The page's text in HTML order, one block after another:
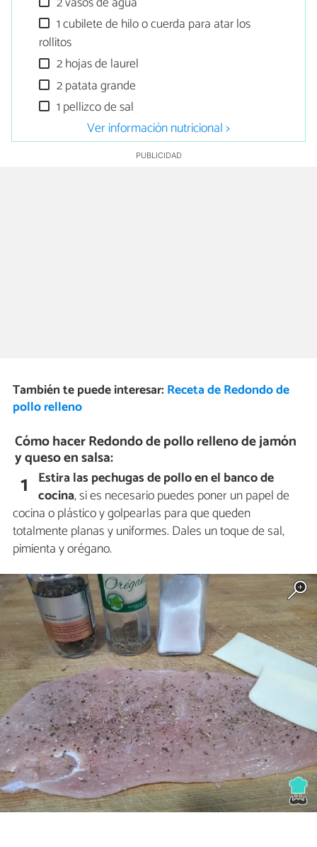
1 cubilete de hilo o cuerda para atar los
rollitos
2 hojas de laurel
2 patata grande
1 pellizco de sal
Ver información nutricional >
También te puede interesar: Receta de Redondo de
pollo relleno
Cómo hacer Redondo de pollo relleno de jamón
y queso en salsa:
1 Estira las pechugas de pollo en el banco de
cocina, si es necesario puedes poner un papel de
cocina o plástico y golpearlas para que queden
totalmente planas y uniformes. Dales un toque de sal,
pimienta y orégano.